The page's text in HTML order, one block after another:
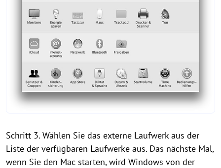
Schritt 3. Wählen Sie das externe Laufwerk aus der
Liste der verfügbaren Laufwerke aus. Das nächste Mal,
wenn Sie den Mac starten, wird Windows von der